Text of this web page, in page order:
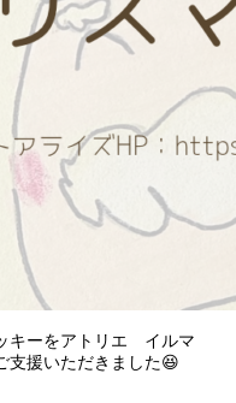
キーをアトリエ イルマ
支援いただきました😆